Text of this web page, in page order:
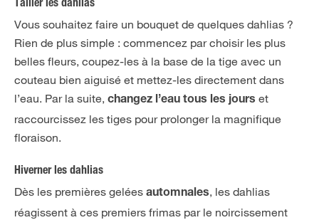
Tailler les dahlias
Vous souhaitez faire un bouquet de quelques dahlias ?
Rien de plus simple : commencez par choisir les plus
belles fleurs, coupez-les à la base de la tige avec un
couteau bien aiguisé et mettez-les directement dans
l’eau. Par la suite, changez l’eau tous les jours et
raccourcissez les tiges pour prolonger la magnifique
floraison.
Hiverner les dahlias
Dès les premières gelées automnales, les dahlias
réagissent à ces premiers frimas par le noircissement